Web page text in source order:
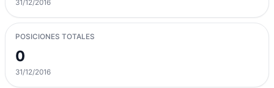
31/12/2016
POSICIONES TOTALES
0
31/12/2016